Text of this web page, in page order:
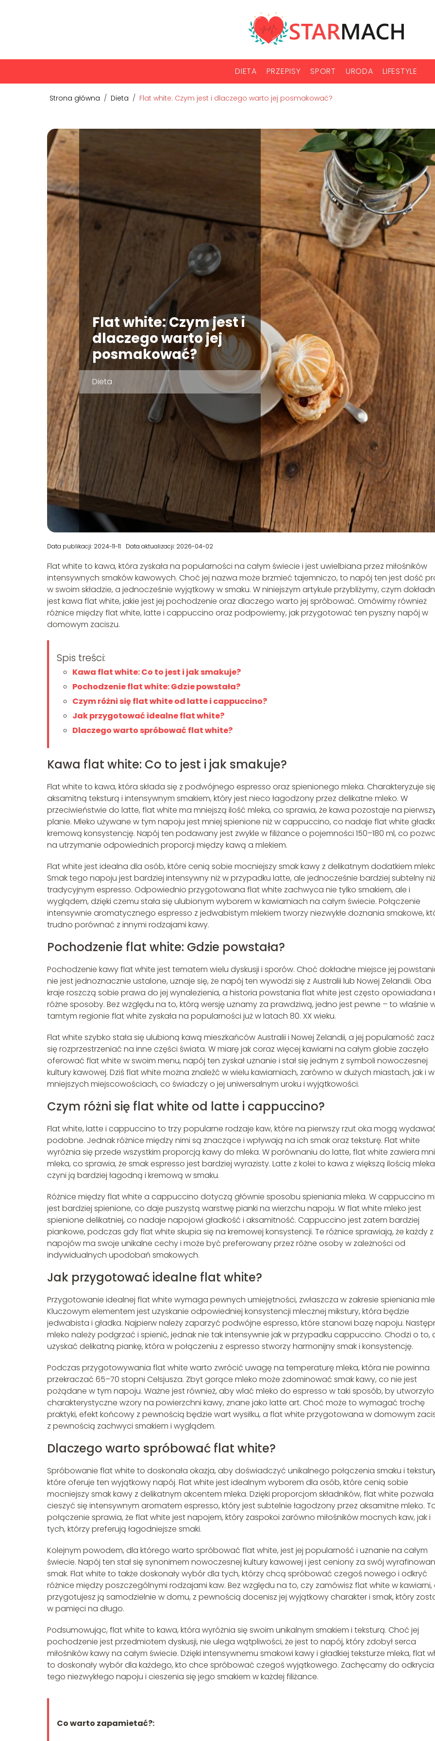
DIETA PRZEPISY SPORT URODA LIFESTYLE
Strona główna / Dieta / Flat white: Czym jest i dlaczego warto jej posmakować?
Flat white: Czym jest i
dlaczego warto jej
posmakować?
Dieta
Data publikacji: 2024-11-11 Data aktualizacji: 2026-04-02
Flat white to kawa, która zyskała na popularności na całym świecie i jest uwielbiana przez miłośników
intensywnych smaków kawowych. Choć jej nazwa może brzmieć tajemniczo, to napój ten jest dość
w swoim składzie, a jednocześnie wyjątkowy w smaku. W niniejszym artykule przybliżymy, czym
jest kawa flat white, jakie jest jej pochodzenie oraz dlaczego warto jej spróbować. Omówimy również
różnice między flat white, latte i cappuccino oraz podpowiemy, jak przygotować ten pyszny napój w
domowym zaciszu.
Spis treści:
Kawa flat white: Co to jest i jak smakuje?
Pochodzenie flat white: Gdzie powstała?
Czym różni się flat white od latte i cappuccino?
Jak przygotować idealne flat white?
Dlaczego warto spróbować flat white?
Kawa flat white: Co to jest i jak smakuje?
Flat white to kawa, która składa się z podwójnego espresso oraz spienionego mleka. Charakteryzuje
aksamitną teksturą i intensywnym smakiem, który jest nieco łagodzony przez delikatne mleko. W
przeciwieństwie do latte, flat white ma mniejszą ilość mleka, co sprawia, że kawa pozostaje na
planie. Mleko używane w tym napoju jest mniej spienione niż w cappuccino, co nadaje flat white
kremową konsystencję. Napój ten podawany jest zwykle w filiżance o pojemności 150–180 ml, co
na utrzymanie odpowiednich proporcji między kawą a mlekiem.
Flat white jest idealna dla osób, które cenią sobie mocniejszy smak kawy z delikatnym dodatkiem
Smak tego napoju jest bardziej intensywny niż w przypadku latte, ale jednocześnie bardziej subtelny
tradycyjnym espresso. Odpowiednio przygotowana flat white zachwyca nie tylko smakiem, ale i
wyglądem, dzięki czemu stała się ulubionym wyborem w kawiarniach na całym świecie. Połączenie
intensywnie aromatycznego espresso z jedwabistym mlekiem tworzy niezwykłe doznania smakowe,
trudno porównać z innymi rodzajami kawy.
Pochodzenie flat white: Gdzie powstała?
Pochodzenie kawy flat white jest tematem wielu dyskusji i sporów. Choć dokładne miejsce jej
nie jest jednoznacznie ustalone, uznaje się, że napój ten wywodzi się z Australii lub Nowej Zelandii. Oba
kraje roszczą sobie prawa do jej wynalezienia, a historia powstania flat white jest często opowiadana
różne sposoby. Bez względu na to, którą wersję uznamy za prawdziwą, jedno jest pewne – to właśnie
tamtym regionie flat white zyskała na popularności już w latach 80. XX wieku.
Flat white szybko stała się ulubioną kawą mieszkańców Australii i Nowej Zelandii, a jej popularność
się rozprzestrzeniać na inne części świata. W miarę jak coraz więcej kawiarni na całym globie zaczęło
oferować flat white w swoim menu, napój ten zyskał uznanie i stał się jednym z symboli nowoczesnej
kultury kawowej. Dziś flat white można znaleźć w wielu kawiarniach, zarówno w dużych miastach, jak i w
mniejszych miejscowościach, co świadczy o jej uniwersalnym uroku i wyjątkowości.
Czym różni się flat white od latte i cappuccino?
Flat white, latte i cappuccino to trzy popularne rodzaje kaw, które na pierwszy rzut oka mogą
podobne. Jednak różnice między nimi są znaczące i wpływają na ich smak oraz teksturę. Flat white
wyróżnia się przede wszystkim proporcją kawy do mleka. W porównaniu do latte, flat white zawiera
mleka, co sprawia, że smak espresso jest bardziej wyrazisty. Latte z kolei to kawa z większą ilością
czyni ją bardziej łagodną i kremową w smaku.
Różnice między flat white a cappuccino dotyczą głównie sposobu spieniania mleka. W cappuccino
jest bardziej spienione, co daje puszystą warstwę pianki na wierzchu napoju. W flat white mleko jest
spienione delikatniej, co nadaje napojowi gładkość i aksamitność. Cappuccino jest zatem bardziej
piankowe, podczas gdy flat white skupia się na kremowej konsystencji. Te różnice sprawiają, że każdy z
napojów ma swoje unikalne cechy i może być preferowany przez różne osoby w zależności od
indywidualnych upodobań smakowych.
Jak przygotować idealne flat white?
Przygotowanie idealnej flat white wymaga pewnych umiejętności, zwłaszcza w zakresie spieniania
Kluczowym elementem jest uzyskanie odpowiedniej konsystencji mlecznej mikstury, która będzie
jedwabista i gładka. Najpierw należy zaparzyć podwójne espresso, które stanowi bazę napoju.
mleko należy podgrzać i spienić, jednak nie tak intensywnie jak w przypadku cappuccino. Chodzi o to,
uzyskać delikatną piankę, która w połączeniu z espresso stworzy harmonijny smak i konsystencję.
Podczas przygotowywania flat white warto zwrócić uwagę na temperaturę mleka, która nie powinna
przekraczać 65–70 stopni Celsjusza. Zbyt gorące mleko może zdominować smak kawy, co nie jest
pożądane w tym napoju. Ważne jest również, aby wlać mleko do espresso w taki sposób, by
charakterystyczne wzory na powierzchni kawy, znane jako latte art. Choć może to wymagać trochę
praktyki, efekt końcowy z pewnością będzie wart wysiłku, a flat white przygotowana w domowym
z pewnością zachwyci smakiem i wyglądem.
Dlaczego warto spróbować flat white?
Spróbowanie flat white to doskonała okazja, aby doświadczyć unikalnego połączenia smaku i
które oferuje ten wyjątkowy napój. Flat white jest idealnym wyborem dla osób, które cenią sobie
mocniejszy smak kawy z delikatnym akcentem mleka. Dzięki proporcjom składników, flat white pozwala
cieszyć się intensywnym aromatem espresso, który jest subtelnie łagodzony przez aksamitne mleko.
połączenie sprawia, że flat white jest napojem, który zaspokoi zarówno miłośników mocnych kaw, jak i
tych, którzy preferują łagodniejsze smaki.
Kolejnym powodem, dla którego warto spróbować flat white, jest jej popularność i uznanie na całym
świecie. Napój ten stał się synonimem nowoczesnej kultury kawowej i jest ceniony za swój
smak. Flat white to także doskonały wybór dla tych, którzy chcą spróbować czegoś nowego i odkryć
różnice między poszczególnymi rodzajami kaw. Bez względu na to, czy zamówisz flat white w kawiarni,
przygotujesz ją samodzielnie w domu, z pewnością docenisz jej wyjątkowy charakter i smak, który
w pamięci na długo.
Podsumowując, flat white to kawa, która wyróżnia się swoim unikalnym smakiem i teksturą. Choć jej
pochodzenie jest przedmiotem dyskusji, nie ulega wątpliwości, że jest to napój, który zdobył serca
miłośników kawy na całym świecie. Dzięki intensywnemu smakowi kawy i gładkiej teksturze mleka, flat
to doskonały wybór dla każdego, kto chce spróbować czegoś wyjątkowego. Zachęcamy do odkrycia
tego niezwykłego napoju i cieszenia się jego smakiem w każdej filiżance.
Co warto zapamietać?: